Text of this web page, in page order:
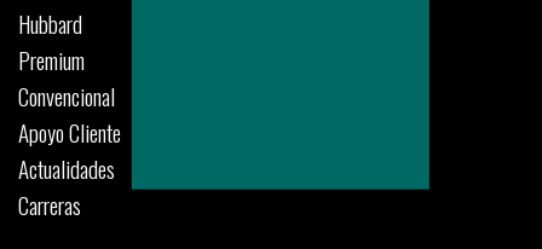
Hubbard
Premium
Convencional
Apoyo Cliente
Actualidades
Carreras